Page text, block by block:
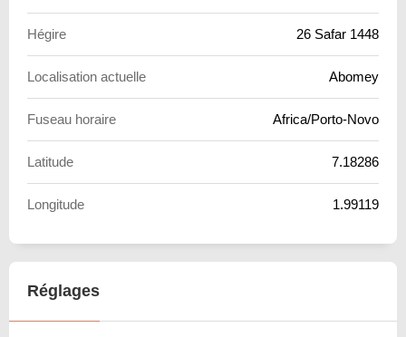
Hégire 26 Safar 1448
Localisation actuelle Abomey
Fuseau horaire Africa/Porto-Novo
Latitude 7.18286
Longitude 1.99119
Réglages